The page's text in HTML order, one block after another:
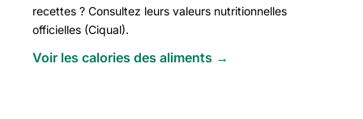
recettes ? Consultez leurs valeurs nutritionnelles
officielles (Ciqual).
Voir les calories des aliments →